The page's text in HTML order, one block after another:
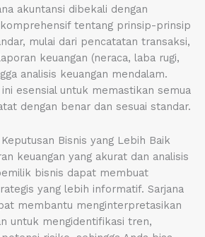
akuntansi dibekali dengan
tentang prinsip-prinsip
mulai dari pencatatan transaksi,
keuangan (neraca, laba rugi,
analisis keuangan mendalam.
ini esensial untuk memastikan semua
dengan benar dan sesuai standar.
Bisnis yang Lebih Baik
keuangan yang akurat dan analisis
bisnis dapat membuat
yang lebih informatif. Sarjana
membantu menginterpretasikan
untuk mengidentifikasi tren,